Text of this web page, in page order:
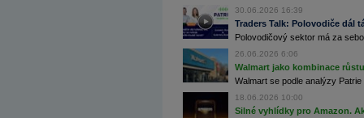
30.06.2026 16:39
Traders Talk: Polovodiče dál
Polovodičový sektor má za
26.06.2026 6:06
Walmart jako kombinace
Walmart se podle analýzy
18.06.2026 10:00
Silné vyhlídky pro Amazon.